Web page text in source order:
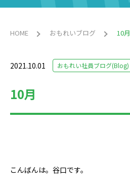
HOME おもれいブログ 10月
2021.10.01 おもれい社員ブログ(Blog)
10月
こんばんは。谷口です。